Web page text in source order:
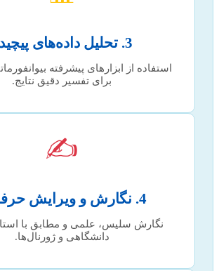
3. تحلیل داده‌های پیچیده
استفاده از ابزارهای پیشرفته
برای تفسیر دقیق نتایج.
✍️
4. نگارش و ویرایش حرفه‌ای
نگارش سلیس، علمی و مطابق با
دانشگاهی و ژورنال‌ها.